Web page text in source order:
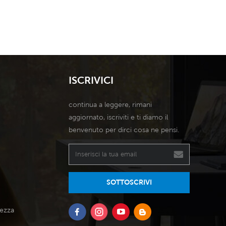
ISCRIVICI
continua a leggere, rimani
aggiornato, iscriviti e ti diamo il
benvenuto per dirci cosa ne pensi.
SOTTOSCRIVI